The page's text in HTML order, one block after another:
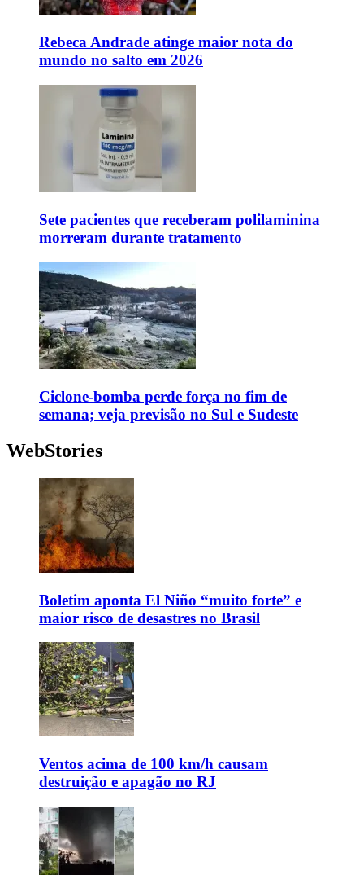
Rebeca Andrade atinge maior nota do
mundo no salto em 2026
Sete pacientes que receberam polilaminina
morreram durante tratamento
Ciclone-bomba perde força no fim de
semana; veja previsão no Sul e Sudeste
WebStories
Boletim aponta El Niño “muito forte” e
maior risco de desastres no Brasil
Ventos acima de 100 km/h causam
destruição e apagão no RJ